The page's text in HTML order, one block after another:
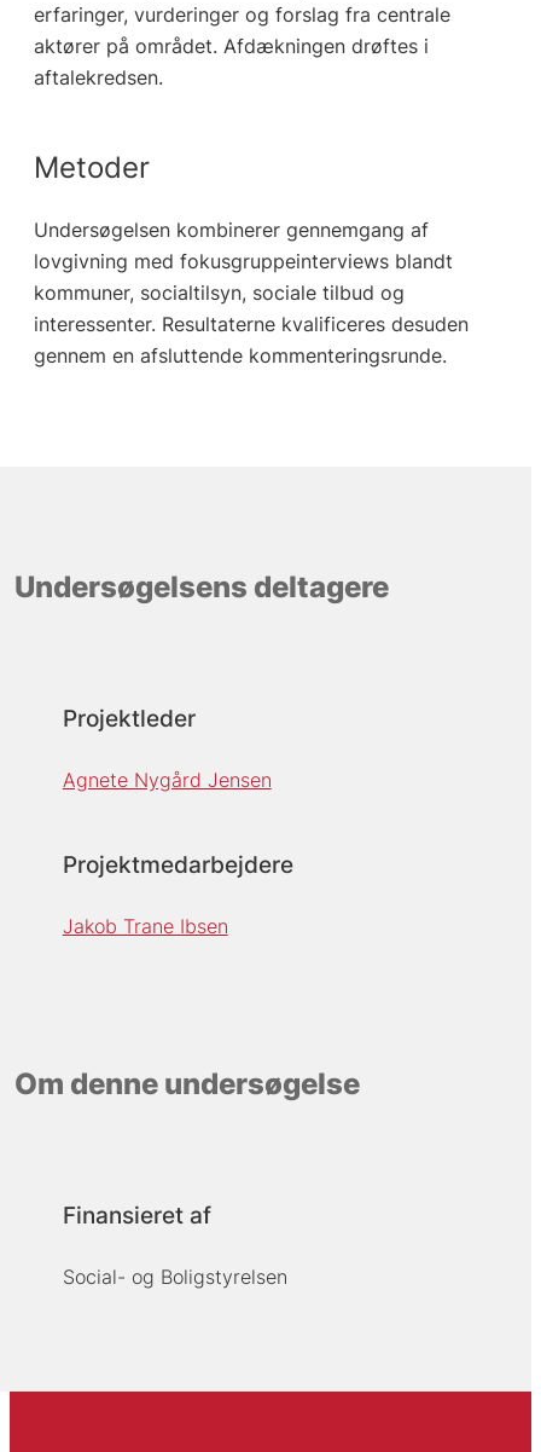
erfaringer, vurderinger og forslag fra centrale
aktører på området. Afdækningen drøftes i
aftalekredsen.
Metoder
Undersøgelsen kombinerer gennemgang af
lovgivning med fokusgruppeinterviews blandt
kommuner, socialtilsyn, sociale tilbud og
interessenter. Resultaterne kvalificeres desuden
gennem en afsluttende kommenteringsrunde.
Undersøgelsens deltagere
Projektleder
Agnete Nygård Jensen
Projektmedarbejdere
Jakob Trane Ibsen
Om denne undersøgelse
Finansieret af
Social- og Boligstyrelsen